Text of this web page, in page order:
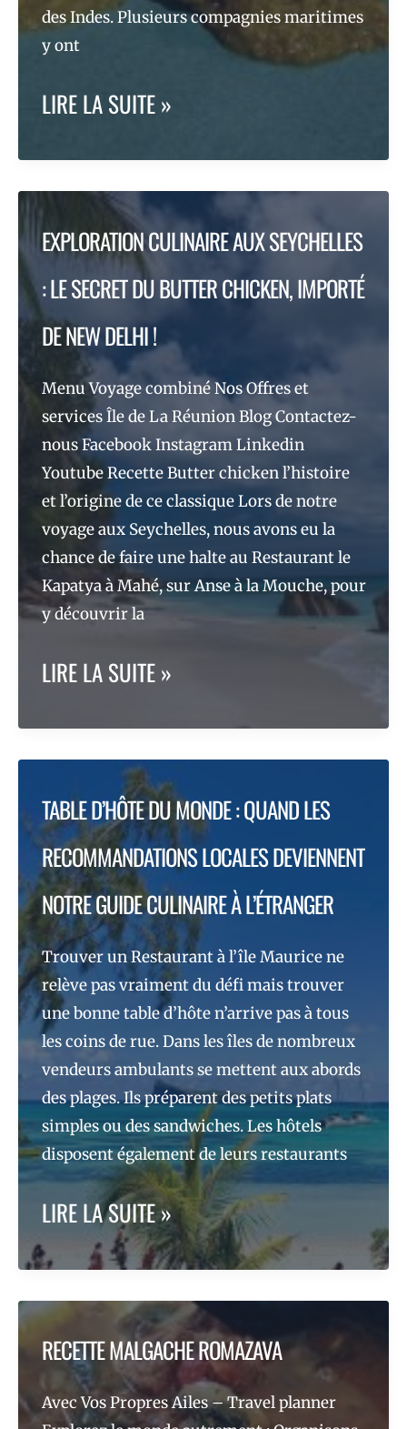
des Indes. Plusieurs compagnies maritimes
y ont
RECETTE
MAURICE,
GATO
LIRE LA SUITE »
EXPLORATION CULINAIRE AUX SEYCHELLES
: LE SECRET DU BUTTER CHICKEN, IMPORTÉ
DE NEW DELHI !
Menu Voyage combiné Nos Offres et
services Île de La Réunion Blog Contactez-
nous Facebook Instagram Linkedin
Youtube Recette Butter chicken l’histoire
et l’origine de ce classique Lors de notre
voyage aux Seychelles, nous avons eu la
chance de faire une halte au Restaurant le
Kapatya à Mahé, sur Anse à la Mouche, pour
y découvrir la
EXPLORATION
AUX
SEYCHELLES
:
LE
SECRET
DU
BUTTER
CHICKEN,
IMPORTÉ
DE
NEW
DELHI
!
LIRE LA SUITE »
TABLE D’HÔTE DU MONDE : QUAND LES
RECOMMANDATIONS LOCALES DEVIENNENT
NOTRE GUIDE CULINAIRE À L’ÉTRANGER
Trouver un Restaurant à l’île Maurice ne
relève pas vraiment du défi mais trouver
une bonne table d’hôte n’arrive pas à tous
les coins de rue. Dans les îles de nombreux
vendeurs ambulants se mettent aux abords
des plages. Ils préparent des petits plats
simples ou des sandwiches. Les hôtels
disposent également de leurs restaurants
TABLE
D’HÔTE
DU
MONDE
:
QUAND
LIRE LA SUITE »
RECETTE MALGACHE ROMAZAVA
Avec Vos Propres Ailes – Travel planner